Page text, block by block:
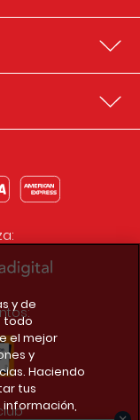
y de
todo
el mejor
y
Haciendo
tus